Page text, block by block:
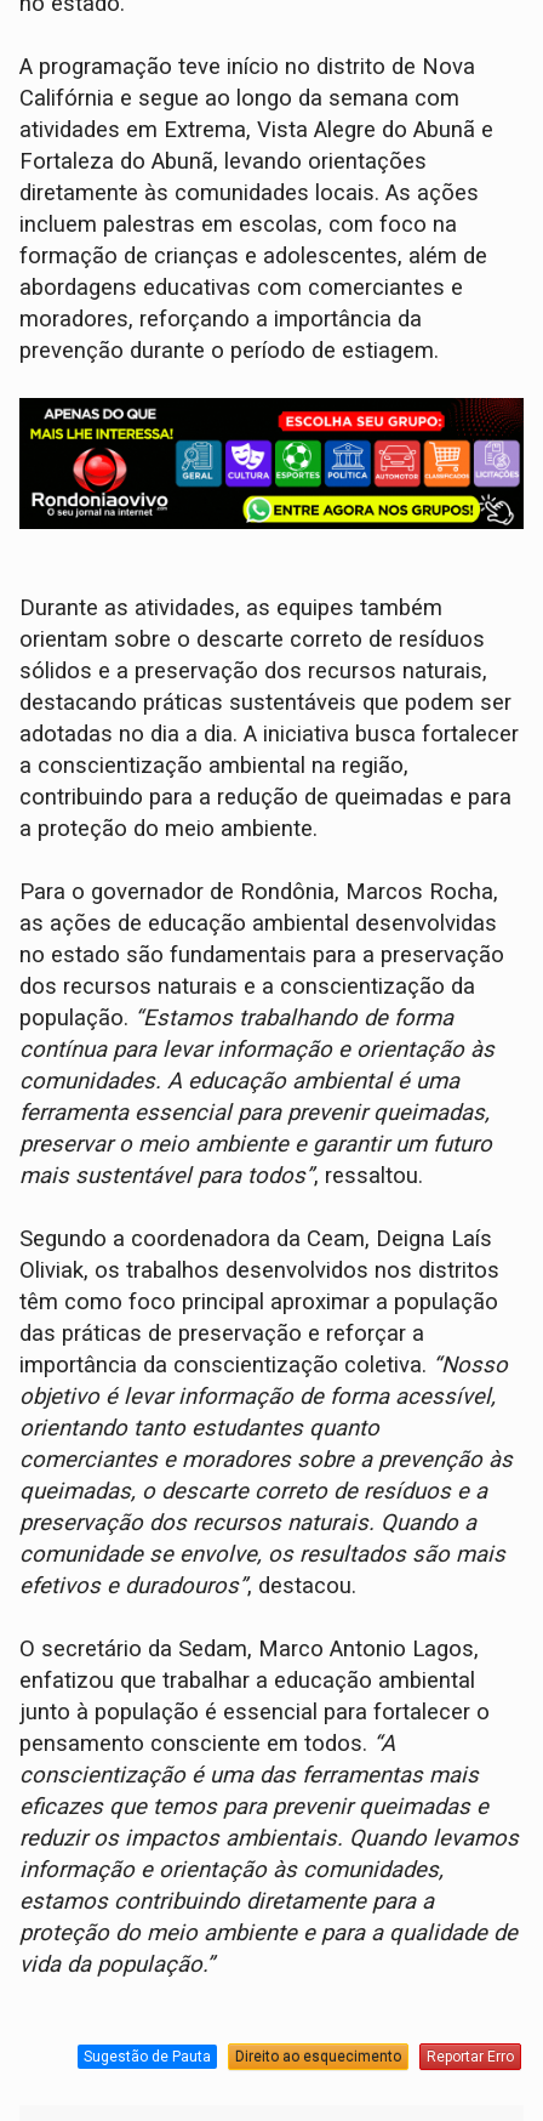
A programação teve início no distrito de Nova
Califórnia e segue ao longo da semana com
atividades em Extrema, Vista Alegre do Abunã e
Fortaleza do Abunã, levando orientações
diretamente às comunidades locais. As ações
incluem palestras em escolas, com foco na
formação de crianças e adolescentes, além de
abordagens educativas com comerciantes e
moradores, reforçando a importância da
prevenção durante o período de estiagem.
Durante as atividades, as equipes também
orientam sobre o descarte correto de resíduos
sólidos e a preservação dos recursos naturais,
destacando práticas sustentáveis que podem ser
adotadas no dia a dia. A iniciativa busca fortalecer
a conscientização ambiental na região,
contribuindo para a redução de queimadas e para
a proteção do meio ambiente.
Para o governador de Rondônia, Marcos Rocha,
as ações de educação ambiental desenvolvidas
no estado são fundamentais para a preservação
dos recursos naturais e a conscientização da
população. “Estamos trabalhando de forma
contínua para levar informação e orientação às
comunidades. A educação ambiental é uma
ferramenta essencial para prevenir queimadas,
preservar o meio ambiente e garantir um futuro
mais sustentável para todos”, ressaltou.
Segundo a coordenadora da Ceam, Deigna Laís
Oliviak, os trabalhos desenvolvidos nos distritos
têm como foco principal aproximar a população
das práticas de preservação e reforçar a
importância da conscientização coletiva. “Nosso
objetivo é levar informação de forma acessível,
orientando tanto estudantes quanto
comerciantes e moradores sobre a prevenção às
queimadas, o descarte correto de resíduos e a
preservação dos recursos naturais. Quando a
comunidade se envolve, os resultados são mais
efetivos e duradouros”, destacou.
O secretário da Sedam, Marco Antonio Lagos,
enfatizou que trabalhar a educação ambiental
junto à população é essencial para fortalecer o
pensamento consciente em todos. “A
conscientização é uma das ferramentas mais
eficazes que temos para prevenir queimadas e
reduzir os impactos ambientais. Quando levamos
informação e orientação às comunidades,
estamos contribuindo diretamente para a
proteção do meio ambiente e para a qualidade de
vida da população.”
Sugestão de Pauta Direito ao esquecimento Reportar Erro